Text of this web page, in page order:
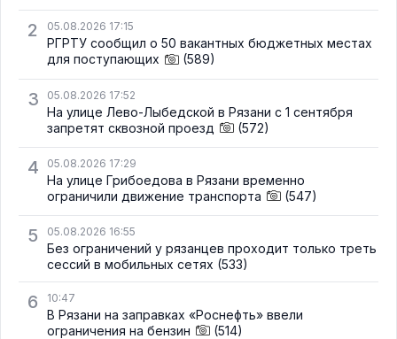
2 05.08.2026 17:15
РГРТУ сообщил о 50 вакантных бюджетных местах
для поступающих
(589)
3 05.08.2026 17:52
На улице Лево-Лыбедской в Рязани с 1 сентября
запретят сквозной проезд
(572)
4 05.08.2026 17:29
На улице Грибоедова в Рязани временно
ограничили движение транспорта
(547)
5 05.08.2026 16:55
Без ограничений у рязанцев проходит только треть
сессий в мобильных сетях (533)
6 10:47
В Рязани на заправках «Роснефть» ввели
ограничения на бензин
(514)